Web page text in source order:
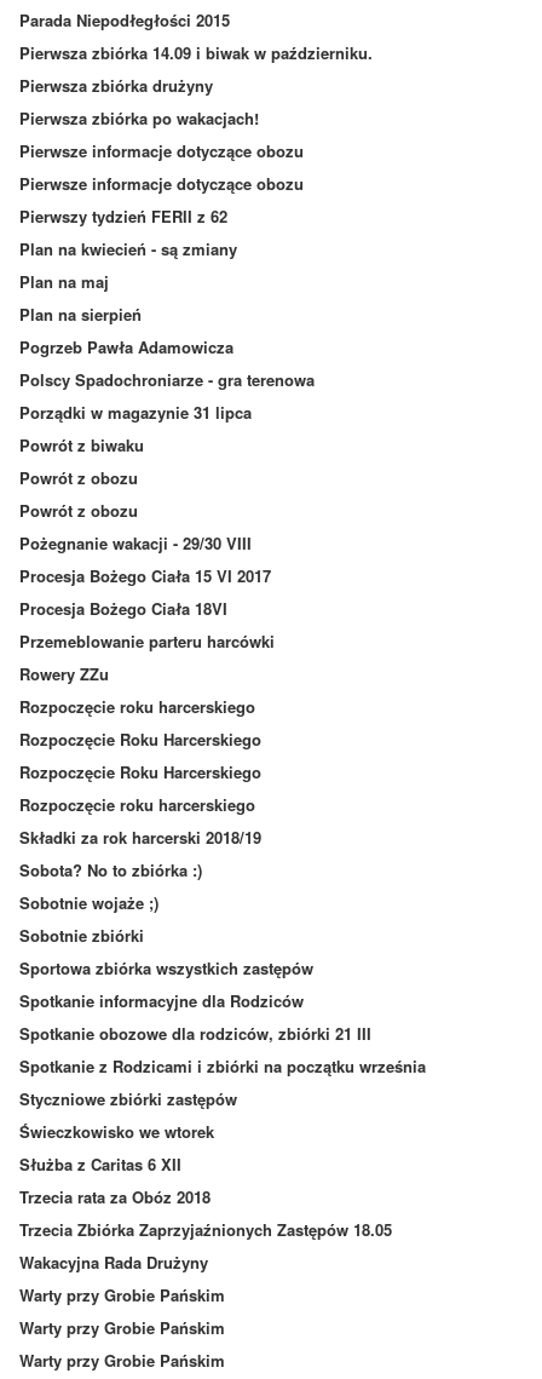
Parada Niepodłegłości 2015
Pierwsza zbiórka 14.09 i biwak w październiku.
Pierwsza zbiórka drużyny
Pierwsza zbiórka po wakacjach!
Pierwsze informacje dotyczące obozu
Pierwsze informacje dotyczące obozu
Pierwszy tydzień FERII z 62
Plan na kwiecień - są zmiany
Plan na maj
Plan na sierpień
Pogrzeb Pawła Adamowicza
Polscy Spadochroniarze - gra terenowa
Porządki w magazynie 31 lipca
Powrót z biwaku
Powrót z obozu
Powrót z obozu
Pożegnanie wakacji - 29/30 VIII
Procesja Bożego Ciała 15 VI 2017
Procesja Bożego Ciała 18VI
Przemeblowanie parteru harcówki
Rowery ZZu
Rozpoczęcie roku harcerskiego
Rozpoczęcie Roku Harcerskiego
Rozpoczęcie Roku Harcerskiego
Rozpoczęcie roku harcerskiego
Składki za rok harcerski 2018/19
Sobota? No to zbiórka :)
Sobotnie wojaże ;)
Sobotnie zbiórki
Sportowa zbiórka wszystkich zastępów
Spotkanie informacyjne dla Rodziców
Spotkanie obozowe dla rodziców, zbiórki 21 III
Spotkanie z Rodzicami i zbiórki na początku września
Styczniowe zbiórki zastępów
Świeczkowisko we wtorek
Służba z Caritas 6 XII
Trzecia rata za Obóz 2018
Trzecia Zbiórka Zaprzyjaźnionych Zastępów 18.05
Wakacyjna Rada Drużyny
Warty przy Grobie Pańskim
Warty przy Grobie Pańskim
Warty przy Grobie Pańskim